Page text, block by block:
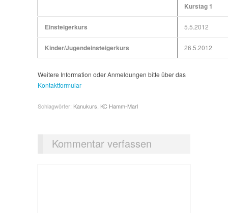
Kurstag 1
Einsteigerkurs 5.5.2012
Kinder/Jugendeinsteigerkurs 26.5.2012
Weitere Information oder Anmeldungen bitte über das
Kontaktformular
Schlagwörter: Kanukurs KC Hamm-Marl
Kommentar verfassen